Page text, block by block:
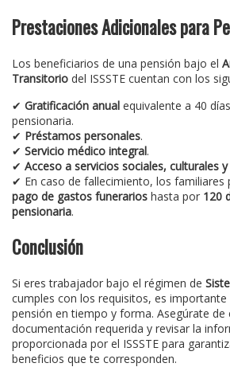
Prestaciones Adicionales para
Los beneficiarios de una pensión bajo el
Transitorio del ISSSTE cuentan con los
✔ Gratificación anual equivalente a 40
pensionaria.
✔ Préstamos personales.
✔ Servicio médico integral.
✔ Acceso a servicios sociales, culturales
✔ En caso de fallecimiento, los familiares
pago de gastos funerarios hasta por 120
pensionaria.
Conclusión
Si eres trabajador bajo el régimen de
cumples con los requisitos, es
pensión en tiempo y forma. Asegúrate
documentación requerida y revisar la
proporcionada por el ISSSTE para
beneficios que te corresponden.